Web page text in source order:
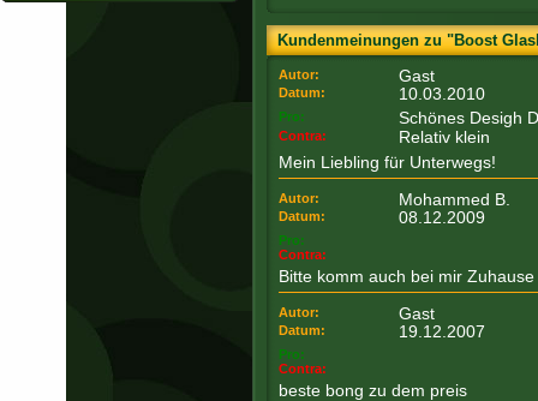
Kundenmeinungen zu "Boost
Autor: Gast
Datum: 10.03.2010
Pro: Schönes Desigh
Contra:
Relativ klein
Mein Liebling für Unterwegs!
Autor: Mohammed B.
Datum: 08.12.2009
Pro:
Contra:
Bitte komm auch bei mir
Autor: Gast
Datum: 19.12.2007
Pro:
Contra:
beste bong zu dem preis